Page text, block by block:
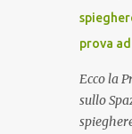
prova
Ecco la
sullo